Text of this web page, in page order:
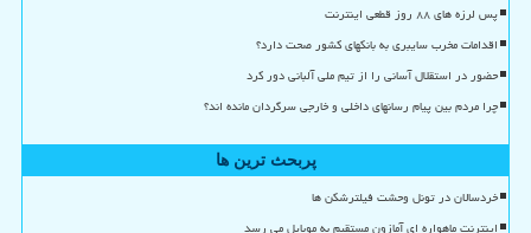
پس لرزه های ۸۸ روز قطعی اینترنت
اقدامات مخرب سایبری به بانکهای کشور صحت دارد؟
حضور در استقلال آسانی را از تیم ملی آلبانی دور کرد
چرا مردم بین پیام رسانهای داخلی و خارجی سرگردان مانده اند؟
پربحث ترین ها
خردسالان در تونل وحشت فیلترشکن ها
اینترنت ماهواره ای آمازون مستقیم به موبایل می رسد